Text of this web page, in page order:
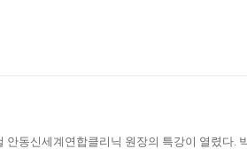
안동신세계연합클리닉 원장의 특강이 열렸다.